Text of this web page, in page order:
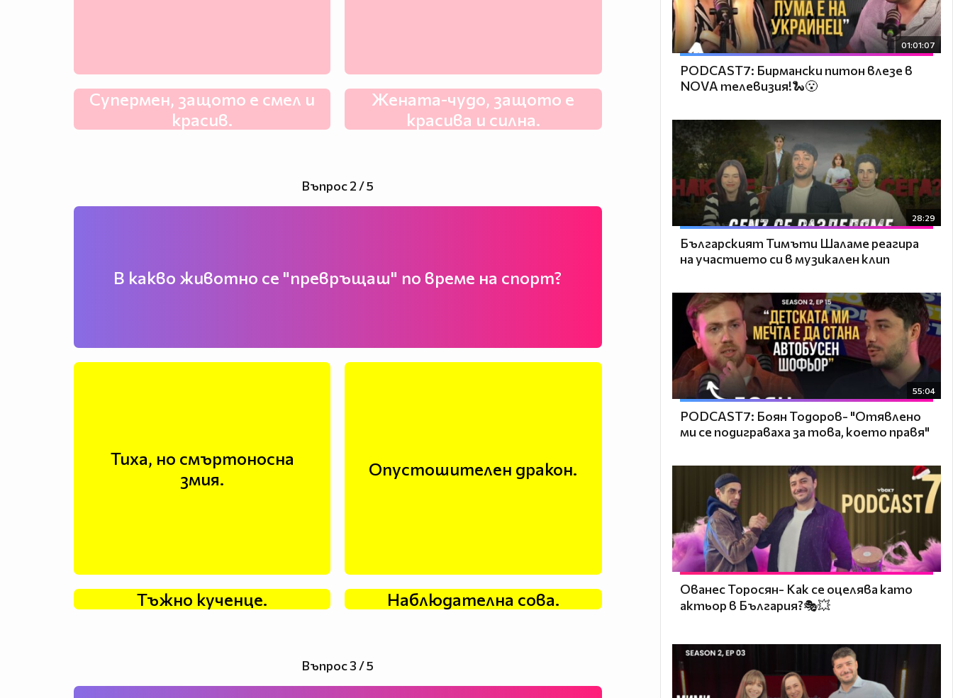
Супермен, защото е смел и
красив.
Жената-чудо, защото е
красива и силна.
Въпрос 2 / 5
В какво животно се "превръщаш" по време на спорт?
Тиха, но смъртоносна
змия.
Опустошителен дракон.
Тъжно кученце. Наблюдателна сова.
Въпрос 3 / 5
01:01:07
PODCAST7: Бирмански питон влезе в
NOVA телевизия!🐍😮
28:29
Българският Тимъти Шаламе реагира
на участието си в музикален клип
55:04
PODCAST7: ‪Боян Тодоров- "Отявлено
ми се подиграваха за това, което правя"
Ованес Торосян- Как се оцелява като
актьор в България?🎭💥